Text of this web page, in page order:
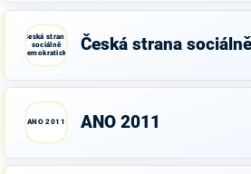
Česká strana
sociálně
demokratická
Česká strana
ANO 2011 ANO 2011